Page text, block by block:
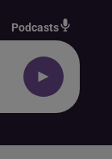
Podcasts